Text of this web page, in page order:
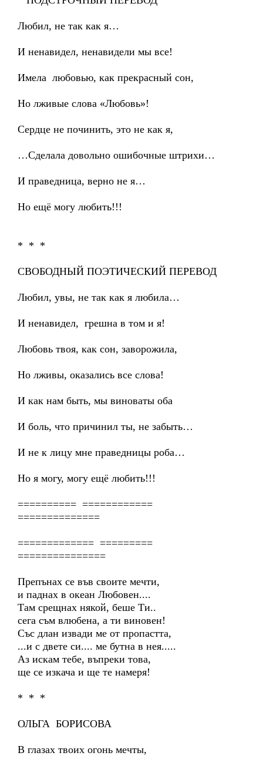
Любил, не так как я…
И ненавидел, ненавидели мы все!
Имела любовью, как прекрасный сон,
Но лживые слова «Любовь»!
Сердце не починить, это не как я,
…Сделала довольно ошибочные штрихи…
И праведница, верно не я…
Но ещё могу любить!!!
* * *
СВОБОДНЫЙ ПОЭТИЧЕСКИЙ ПЕРЕВОД
Любил, увы, не так как я любила…
И ненавидел, грешна в том и я!
Любовь твоя, как сон, заворожила,
Но лживы, оказались все слова!
И как нам быть, мы виноваты оба
И боль, что причинил ты, не забыть…
И не к лицу мне праведницы роба…
Но я могу, могу ещё любить!!!
========== ============
==============
============= =========
===============
Препънах се във своите мечти,
и паднах в океан Любовен....
Там срещнах някой, беше Ти..
сега съм влюбена, а ти виновен!
Със длан извади ме от пропастта,
...и с двете си.... ме бутна в нея.....
Аз искам тебе, въпреки това,
ще се изкача и ще те намеря!
* * *
ОЛЬГА БОРИСОВА
В глазах твоих огонь мечты,